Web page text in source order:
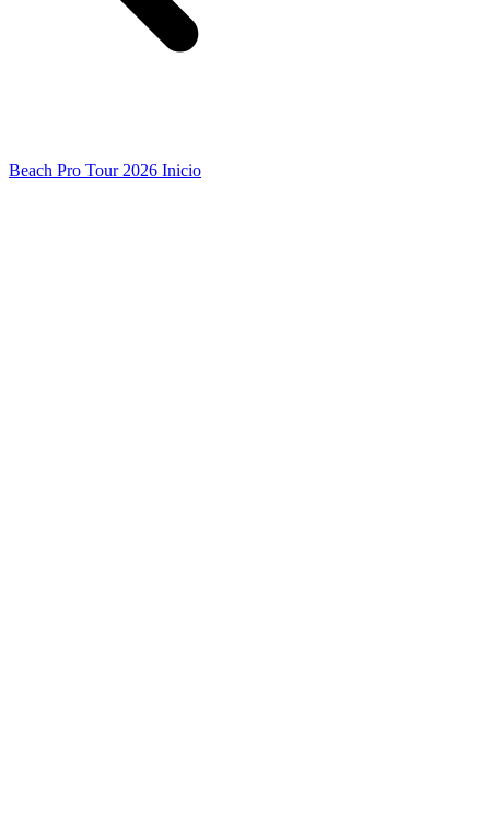
Beach Pro Tour 2026 Inicio